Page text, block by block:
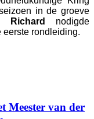
in de groeve
Richard
nodigde
eerste rondleiding.
Meester van der